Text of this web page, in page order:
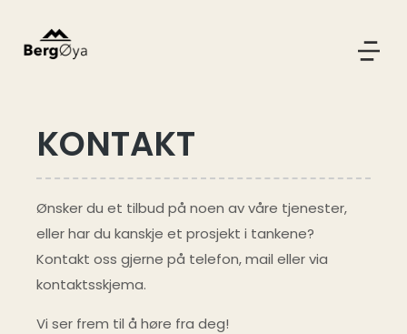
KONTAKT
Ønsker du et tilbud på noen av våre tjenester,
eller har du kanskje et prosjekt i tankene?
Kontakt oss gjerne på telefon, mail eller via
kontaktsskjema.
Vi ser frem til å høre fra deg!